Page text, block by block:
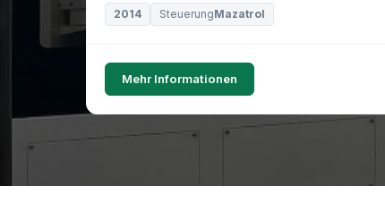
2014 SteuerungMazatrol
Mehr Informationen